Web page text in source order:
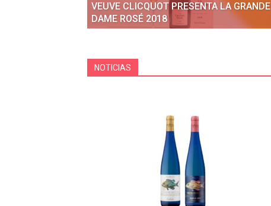
VEUVE CLICQUOT PRESENTA LA GRANDE
DAME ROSÉ 2018
NOTICIAS